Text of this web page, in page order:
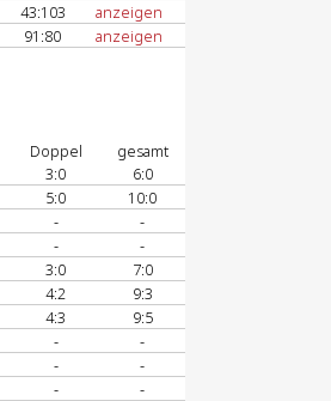
43:103
anzeigen
91:80 anzeigen
Doppel
gesamt
3:0
6:0
5:0
10:0
-
-
-
-
3:0
7:0
4:2
9:3
4:3
9:5
-
-
-
-
-
-